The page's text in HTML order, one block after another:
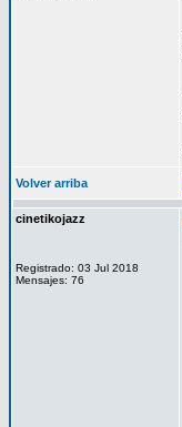
Volver arriba
cinetikojazz
Registrado: 03 Jul 2018
Mensajes: 76